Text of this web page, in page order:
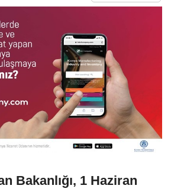
Bakanlığı, 1 Haziran